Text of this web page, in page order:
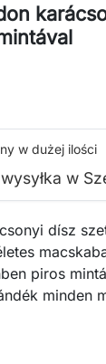
w dużej ilości
w
dísz
piros
minden